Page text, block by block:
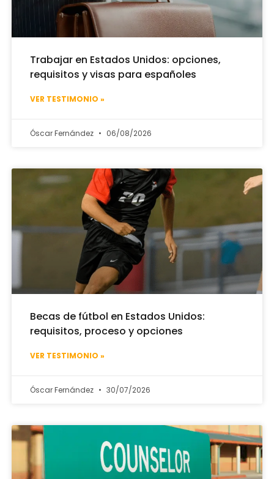
Trabajar en Estados Unidos: opciones,
requisitos y visas para españoles
VER TESTIMONIO »
Óscar Fernández 06/08/2026
Becas de fútbol en Estados Unidos:
requisitos, proceso y opciones
VER TESTIMONIO »
Óscar Fernández 30/07/2026